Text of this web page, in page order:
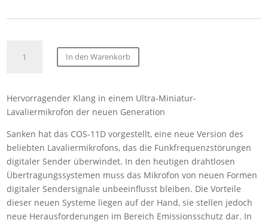
COS-
BE
Ansteckmikrofon
3.0m
Beige,
ohne
Stecker
MIC
In den Warenkorb
Hervorragender Klang in einem Ultra-Miniatur-
Lavaliermikrofon der neuen Generation
Sanken hat das COS-11D vorgestellt, eine neue Version des
beliebten Lavaliermikrofons, dasdie Funkfrequenzstörungen
digitaler Sender überwindet. In den heutigen drahtlosen
Übertragungssystemen muss das Mikrofon von neuen Formen
digitaler Sendersignale unbeeinflusst bleiben. Die Vorteile
dieser neuen Systeme liegen auf der Hand, sie stellen jedoch
neue Herausforderungen im Bereich Emissionsschutz dar. In